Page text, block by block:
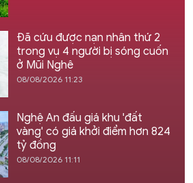
Đã cứu được nạn nhân thứ 2
trong vụ 4 người bị sóng cuốn
ở Mũi Nghê
08/08/2026 11:23
Nghệ An đấu giá khu 'đất
vàng' có giá khởi điểm hơn 824
tỷ đồng
08/08/2026 11:11